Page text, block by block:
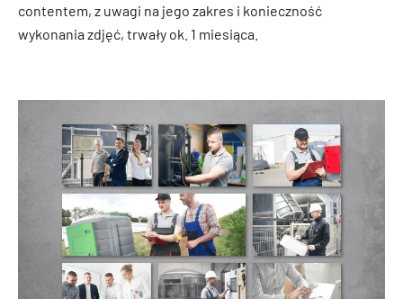
contentem, z uwagi na jego zakres i konieczność
wykonania zdjęć, trwały ok. 1 miesiąca.